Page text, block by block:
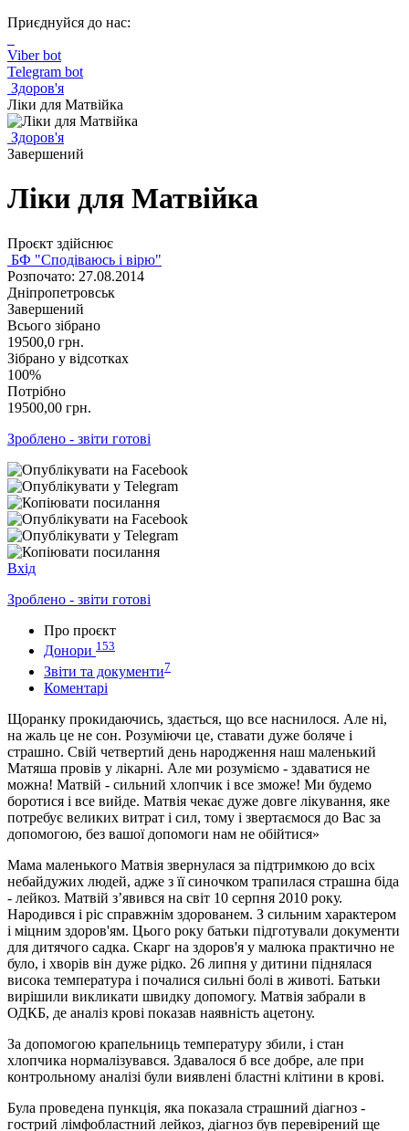
Приєднуйся до нас:
Viber bot
Telegram bot
Здоров'я
Ліки для Матвійка
Здоров'я
Завершений
Ліки для Матвійка
Проєкт здійснює
БФ "Сподіваюсь і вірю"
Розпочато: 27.08.2014
Дніпропетровськ
Завершений
Всього зібрано
19500,0 грн.
Зібрано у відсотках
100%
Потрібно
19500,00 грн.
Зроблено - звіти готові
Вхід
Зроблено - звіти готові
Про проєкт
Донори 153
Звіти та документи7
Коментарі
Щоранку прокидаючись, здається, що все наснилося. Але ні,
на жаль це не сон. Розуміючи це, ставати дуже боляче і
страшно. Свій четвертий день народження наш маленький
Матяша провів у лікарні. Але ми розуміємо - здаватися не
можна! Матвій - сильний хлопчик і все зможе! Ми будемо
боротися і все вийде. Матвія чекає дуже довге лікування, яке
потребує великих витрат і сил, тому і звертаємося до Вас за
допомогою, без вашої допомоги нам не обійтися»
Мама маленького Матвія звернулася за підтримкою до всіх
небайдужих людей, адже з її синочком трапилася страшна біда
- лейкоз. Матвій з’явився на світ 10 серпня 2010 року.
Народився і ріс справжнім здорованем. З сильним характером
і міцним здоров'ям. Цього року батьки підготували документи
для дитячого садка. Скарг на здоров'я у малюка практично не
було, і хворів він дуже рідко. 26 липня у дитини піднялася
висока температура і почалися сильні болі в животі. Батьки
вирішили викликати швидку допомогу. Матвія забрали в
ОДКБ, де аналіз крові показав наявність ацетону.
За допомогою крапельниць температуру збили, і стан
хлопчика нормалізувався. Здавалося б все добре, але при
контрольному аналізі були виявлені бластні клітини в крові.
Була проведена пункція, яка показала страшний діагноз -
гострий лімфобластний лейкоз, діагноз був перевірений ще